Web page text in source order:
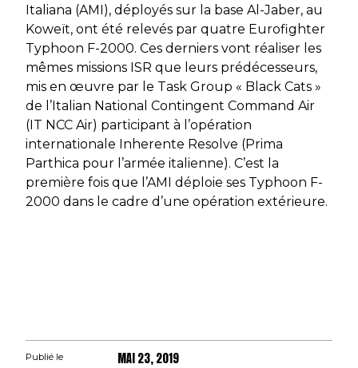
Italiana (AMI), déployés sur la base Al-Jaber, au
Koweït, ont été relevés par quatre Eurofighter
Typhoon F-2000. Ces derniers vont réaliser les
mêmes missions ISR que leurs prédécesseurs,
mis en œuvre par le Task Group « Black Cats »
de l’ Italian National Contingent Command Air
(IT NCC Air) participant à l’opération
internationale Inherente Resolve (Prima
Parthica pour l’armée italienne). C’est la
première fois que l’AMI déploie ses Typhoon F-
2000 dans le cadre d’une opération extérieure.
Publié le MAI 23, 2019